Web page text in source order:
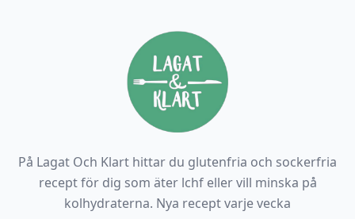
På Lagat Och Klart hittar du glutenfria och sockerfria
recept för dig som äter lchf eller vill minska på
kolhydraterna. Nya recept varje vecka